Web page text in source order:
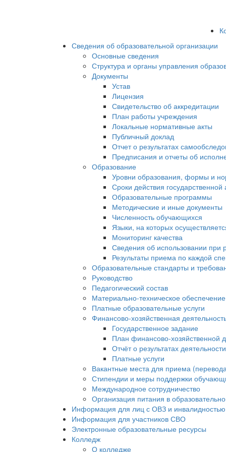
Сведения об образовательной организации
Основные сведения
Структура и органы управления
Документы
Устав
Лицензия
Свидетельство об аккредитации
План работы учреждения
Локальные нормативные акты
Публичный доклад
Отчет о результатах
Предписания и отчеты об
Образование
Уровни образования, формы и
Сроки действия
Образовательные программы
Методические и иные документы
Численность обучающихся
Языки, на которых
Мониторинг качества
Сведения об использовании при
Результаты приема по каждой
Образовательные стандарты и
Руководство
Педагогический состав
Материально-техническое
Платные образовательные услуги
Финансово-хозяйственная
Государственное задание
План финансово-хозяйственной
Отчёт о результатах
Платные услуги
Вакантные места для приема
Стипендии и меры поддержки
Международное сотрудничество
Организация питания в
Информация для лиц с ОВЗ и инвалидностью
Информация для участников СВО
Электронные образовательные ресурсы
Колледж
О колледже